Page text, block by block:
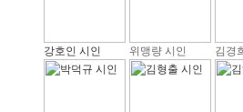
강호인 시인 위맹량 시인 김경